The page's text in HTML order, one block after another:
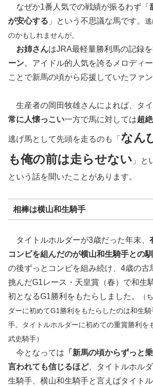
なぜか1番人気での戦績が振るわず「
が安心する 」という不思議な馬です。
のかもしれませんが。
お姉さんはJRA最軽量勝利馬の記録
ーン。アイドル的人気を誇るメロディ
ことで新馬の頃から応援していたファ
生産者の岡田牧雄さんによれば、タ
常に人懐っこい一方で馬に対しては超
逃げ馬として先頭を走るのも「 なん
も俺の前は走らせない 」と
という話を聞いたことがあります。
相棒は横山和生騎手
タイトルホルダーが3歳だった年末、
コンビを組んだのが横山和生騎手との
の後ずっとコンビを組み続け、4歳の古
挑んだG1レース・天皇賞（春）で和生
初となるG1勝利をもたらしました。
（
ダーに初めてG1勝利をもたらしたのは和生
手。タイトルホルダーに初めての重賞勝利を
武史騎手）
今となっては 「新馬の頃からずっと
言われても信じるほど、タイトルホル
生騎手、横山和生騎手と言えばタイト